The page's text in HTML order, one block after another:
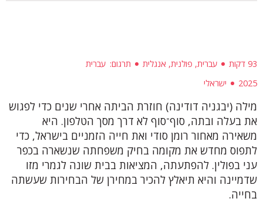
93 דקות עברית, פולנית, אנגלית תרגום עברית
2025
ישראלי
מילה (יבגניה דודינה) חוזרת הביתה אחרי שנים כדי לפגוש
את בעלה ובתה, סוף־סוף לא דרך מסך הטלפון. היא
משאירה מאחור רומן סודי ואת חייה הזמניים בישראל, כדי
לתפוס מחדש את מקומה בחיק משפחתה שנשארה בכפר
עני בפולין. להפתעתה, המציאות בבית שונה לגמרי מזו
שדמיינה והיא תיאלץ להכיר במחירן של הבחירות שעשתה
בחייה.